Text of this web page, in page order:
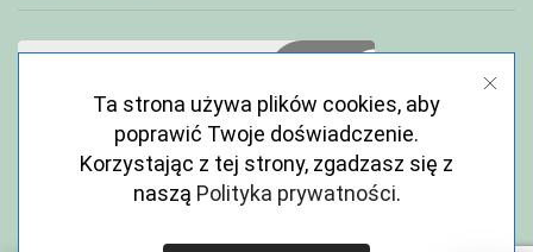
Ta strona używa plików cookies, aby
poprawić Twoje doświadczenie.
Korzystając z tej strony, zgadzasz się z
naszą Polityka prywatności.